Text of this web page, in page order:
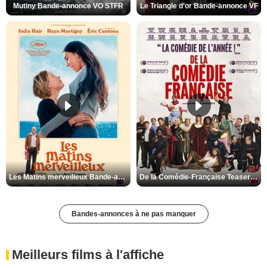
Mutiny Bande-annonce VO STFR Le Triangle d'or Bande-annonce VF
Les Matins merveilleux Bande-annonce VF De la Comédie-Française Teaser VF
Bandes-annonces à ne pas manquer
Meilleurs films à l'affiche